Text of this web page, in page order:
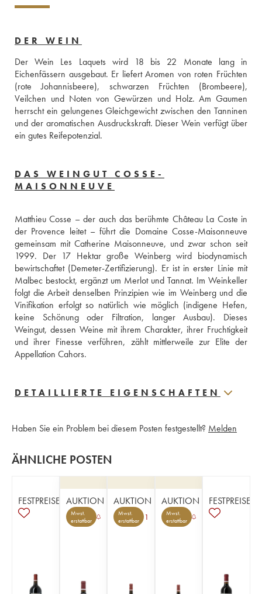
DER WEIN
Der Wein Les Laquets wird 18 bis 22 Monate lang in
Eichenfässern ausgebaut. Er liefert Aromen von roten Früchten
(rote Johannisbeere), schwarzen Früchten (Brombeere),
Veilchen und Noten von Gewürzen und Holz. Am Gaumen
herrscht ein gelungenes Gleichgewicht zwischen den Tanninen
und der aromatischen Ausdruckskraft. Dieser Wein verfügt über
ein gutes Reifepotenzial.
DAS WEINGUT COSSE-
MAISONNEUVE
Matthieu Cosse – der auch das berühmte Château La Coste in
der Provence leitet – führt die Domaine Cosse-Maisonneuve
gemeinsam mit Catherine Maisonneuve, und zwar schon seit
1999. Der 17 Hektar große Weinberg wird biodynamisch
bewirtschaftet (Demeter-Zertifizierung). Er ist in erster Linie mit
Malbec bestockt, ergänzt um Merlot und Tannat. Im Weinkeller
folgt die Arbeit denselben Prinzipien wie im Weinberg und die
Vinifikation erfolgt so natürlich wie möglich (indigene Hefen,
keine Schönung oder Filtration, langer Ausbau). Dieses
Weingut, dessen Weine mit ihrem Charakter, ihrer Fruchtigkeit
und ihrer Finesse verführen, zählt mittlerweile zur Elite der
Appellation Cahors.
DETAILLIERTE EIGENSCHAFTEN
Haben Sie ein Problem bei diesem Posten festgestellt? Melden
ÄHNLICHE POSTEN
FESTPREISE AUKTION
Mwst.
erstattbar
AUKTION
Mwst.
erstattbar
1
AUKTION
Mwst.
erstattbar
FESTPREISE